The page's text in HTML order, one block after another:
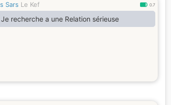
Sars Le Kef 0.7
Je recherche a une Relation sérieuse